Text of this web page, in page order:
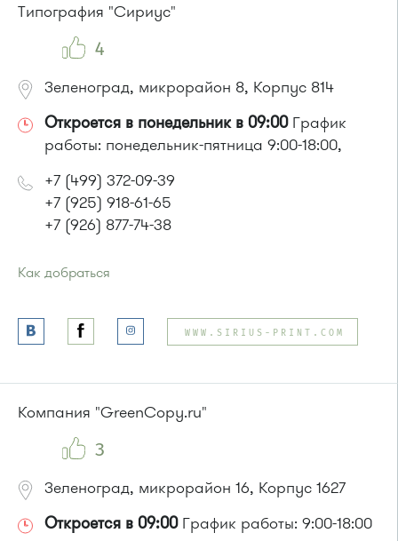
Маршрутка № 408м, 419м, 476м
Типография "Сириус"
4
Зеленоград, микрорайон 8, Корпус 814
Откроется в понедельник в 09:00График
работы: понедельник-пятница 9:00-18:00,
+7 (499) 372-09-39
+7 (925) 918-61-65
+7 (926) 877-74-38
Как добраться
Автобус № 21
или до остановки"Промкомбинат":
WWW.SIRIUS-PRINT.COM
Компания "GreenCopy.ru"
3
Зеленоград, микрорайон 16, Корпус 1627
Откроется в 09:00График работы: 9:00-18:00